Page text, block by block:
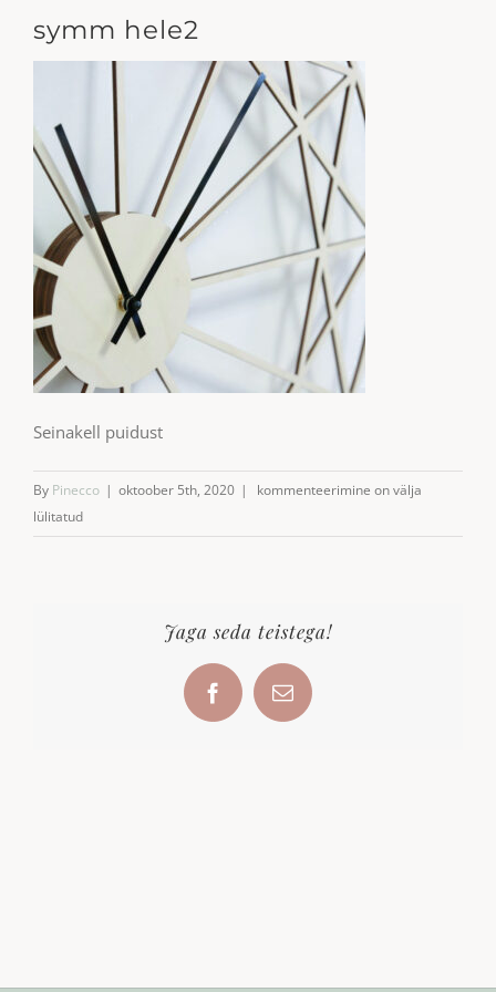
symm hele2
Seinakell puidust
By Pinecco | oktoober 5th, 2020 |
symm
kommenteerimine on välja
lülitatud
Jaga seda teistega!
FacebookEmail